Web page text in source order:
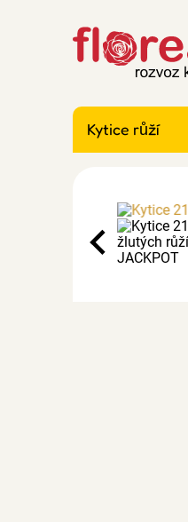
Kytice růží